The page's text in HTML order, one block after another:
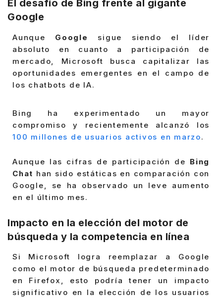
El desafío de Bing frente al gigante
Google
Aunque Google sigue siendo el líder
absoluto en cuanto a participación de
mercado, Microsoft busca capitalizar las
oportunidades emergentes en el campo de
los chatbots de IA.
Bing ha experimentado un mayor
compromiso y recientemente alcanzó los
100 millones de usuarios activos en marzo.
Aunque las cifras de participación de Bing
Chat han sido estáticas en comparación con
Google, se ha observado un leve aumento
en el último mes.
Impacto en la elección del motor de
búsqueda y la competencia en línea
Si Microsoft logra reemplazar a Google
como el motor de búsqueda predeterminado
en Firefox, esto podría tener un impacto
significativo en la elección de los usuarios